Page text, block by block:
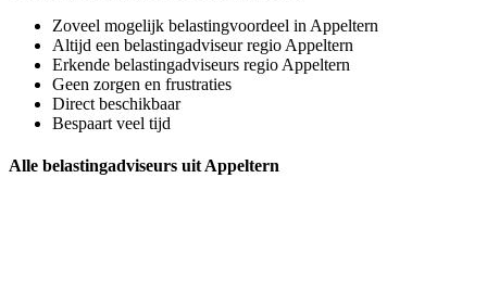
Zoveel mogelijk belastingvoordeel in Appeltern
Altijd een belastingadviseur regio Appeltern
Erkende belastingadviseurs regio Appeltern
Geen zorgen en frustraties
Direct beschikbaar
Bespaart veel tijd
Alle belastingadviseurs uit Appeltern